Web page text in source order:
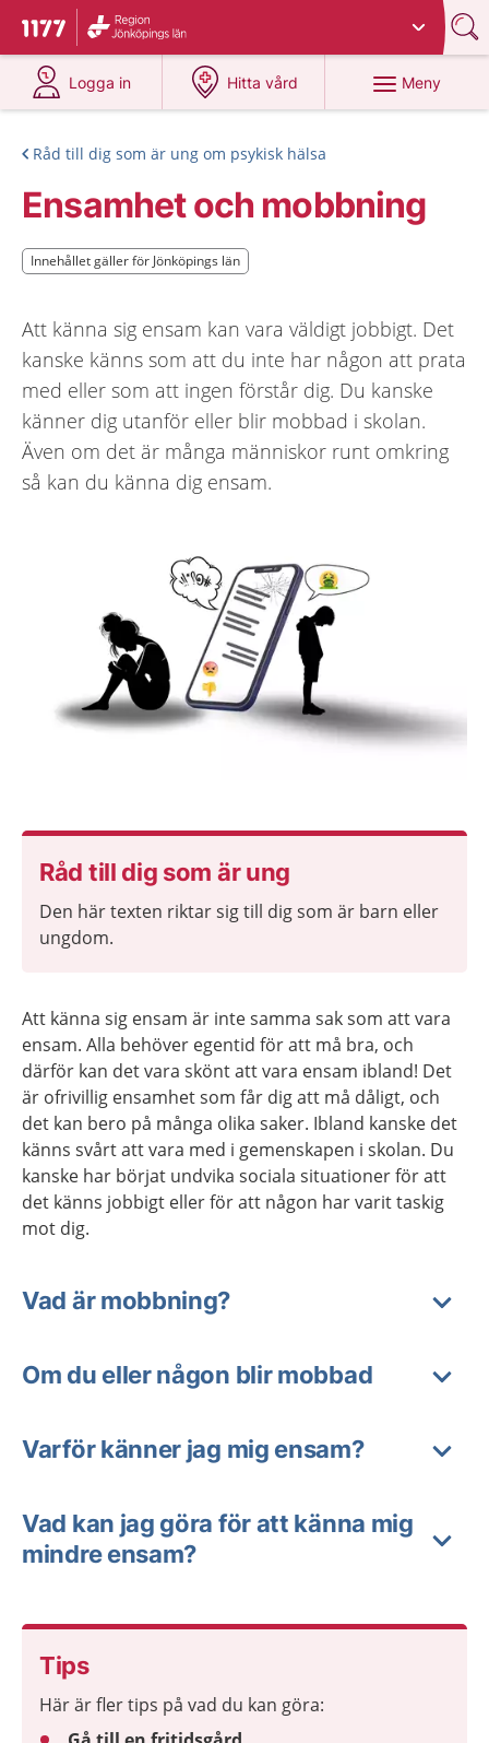
Till startsidan för 1177
Du har valt region
Logga in
på 1177.se
Hitta vård
på 1177.se
Meny
Råd till dig som är ung om psykisk hälsa
Ensamhet och mobbning
Innehållet gäller för Jönköpings län
Innehållet gäller för Jönköpings län
Att känna sig ensam kan vara väldigt jobbigt. Det
kanske känns som att du inte har någon att prata
med eller som att ingen förstår dig. Du kanske
känner dig utanför eller blir mobbad i skolan.
Även om det är många människor runt omkring
så kan du känna dig ensam.
Råd till dig som är ung
Den här texten riktar sig till dig som är barn eller
ungdom.
Att känna sig ensam är inte samma sak som att vara
ensam. Alla behöver egentid för att må bra, och
därför kan det vara skönt att vara ensam ibland! Det
är ofrivillig ensamhet som får dig att må dåligt, och
det kan bero på många olika saker. Ibland kanske det
känns svårt att vara med i gemenskapen i skolan. Du
kanske har börjat undvika sociala situationer för att
det känns jobbigt eller för att någon har varit taskig
mot dig.
Vad är mobbning?
Om du eller någon blir mobbad
Varför känner jag mig ensam?
Vad kan jag göra för att känna mig
mindre ensam?
Tips
Här är fler tips på vad du kan göra: